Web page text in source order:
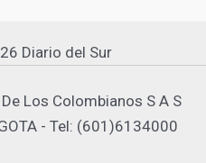
Diario del Sur
Los Colombianos S A S
- Tel: (601)6134000